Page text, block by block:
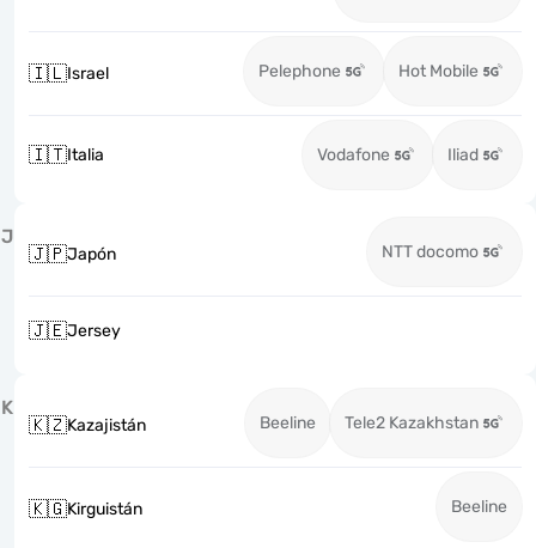
🇮🇱Israel Pelephone Hot Mobile
🇮🇹Italia Vodafone Iliad
J
🇯🇵Japón NTT docomo
🇯🇪Jersey
K
🇰🇿Kazajistán Beeline Tele2 Kazakhstan
🇰🇬Kirguistán Beeline